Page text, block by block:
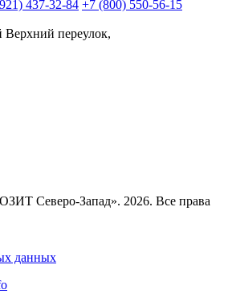
437-32-84 +7 (800) 550-56-15
Верхний переулок,
Северо-Запад». 2026. Все права
данных